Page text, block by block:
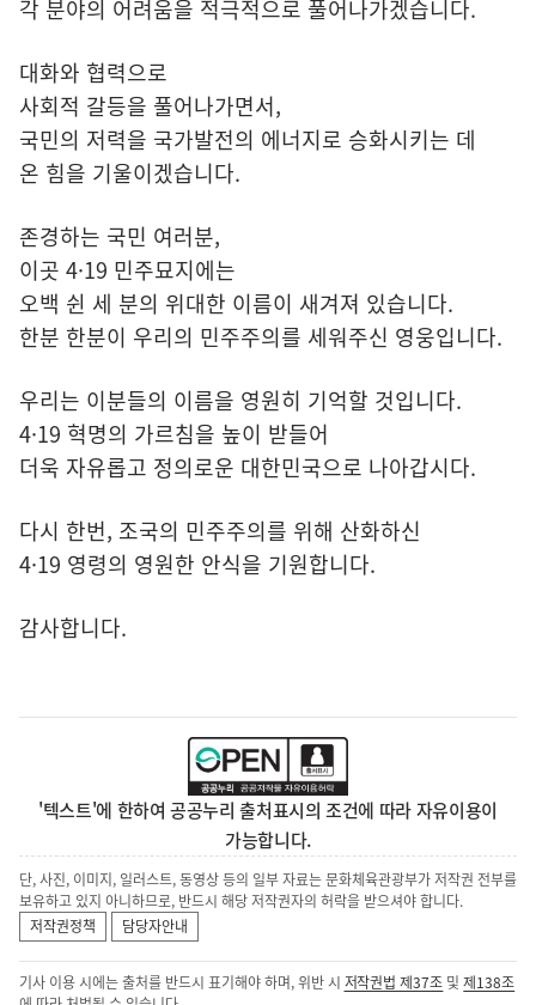
각 분야의 어려움을 적극적으로 풀어나가겠습니다.
대화와 협력으로
사회적 갈등을 풀어나가면서,
국민의 저력을 국가발전의 에너지로 승화시키는 데
온 힘을 기울이겠습니다.
존경하는 국민 여러분,
이곳 4·19 민주묘지에는
오백 쉰 세 분의 위대한 이름이 새겨져 있습니다.
한분 한분이 우리의 민주주의를 세워주신 영웅입니다.
우리는 이분들의 이름을 영원히 기억할 것입니다.
4·19 혁명의 가르침을 높이 받들어
더욱 자유롭고 정의로운 대한민국으로 나아갑시다.
다시 한번, 조국의 민주주의를 위해 산화하신
4·19 영령의 영원한 안식을 기원합니다.
감사합니다.
'텍스트'에 한하여 공공누리 출처표시의 조건에 따라 자유이용이
가능합니다.
단, 사진, 이미지, 일러스트, 동영상 등의 일부 자료는 문화체육관광부가 저작권 전부를
보유하고 있지 아니하므로, 반드시 해당 저작권자의 허락을 받으셔야 합니다.
저작권정책
담당자안내
기사 이용 시에는 출처를 반드시 표기해야 하며, 위반 시 저작권법 제37조 및제138조